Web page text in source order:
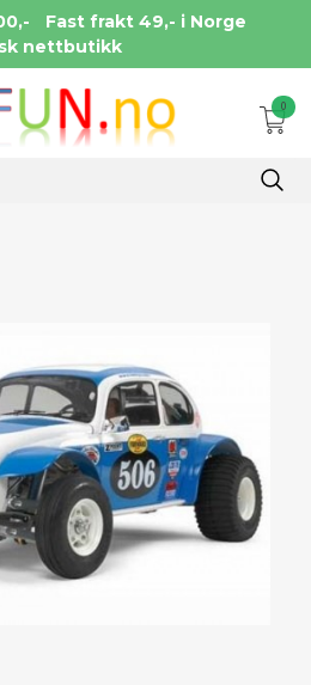
Fast frakt 49,- i Norge
nettbutikk
0